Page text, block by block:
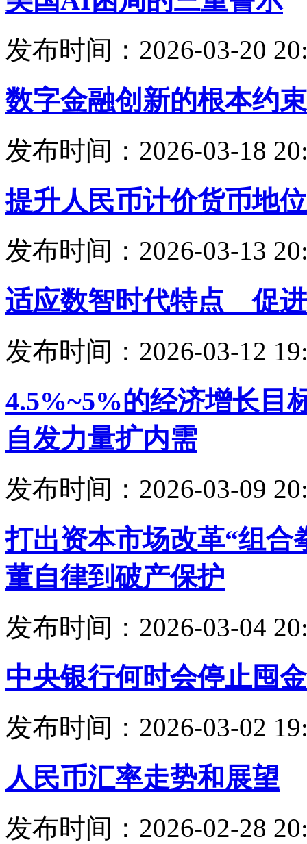
发布时间：2026-03-20
数字金融创新的根本约
发布时间：2026-03-18
提升人民币计价货币地位
发布时间：2026-03-13
适应数智时代特点 促
发布时间：2026-03-12
4.5%~5%的经济增长目
自发力量扩内需
发布时间：2026-03-09
打出资本市场改革“组合
董自律到破产保护
发布时间：2026-03-04
中央银行何时会停止囤金
发布时间：2026-03-02
人民币汇率走势和展望
发布时间：2026-02-28